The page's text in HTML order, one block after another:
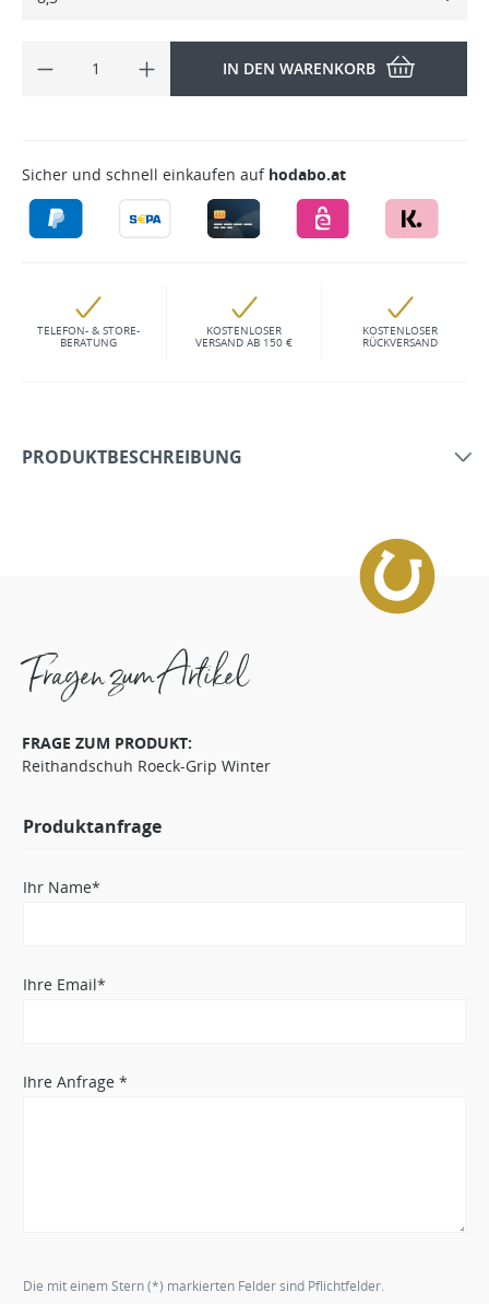
IN DEN WARENKORB
Sicher und schnell einkaufen auf hodabo.at
TELEFON- & STORE-
BERATUNG
KOSTENLOSER
VERSAND AB 150 €
KOSTENLOSER
RÜCKVERSAND
PRODUKTBESCHREIBUNG
Fragen zum Artikel
FRAGE ZUM PRODUKT:
Reithandschuh Roeck-Grip Winter
Produktanfrage
Ihr Name*
Ihre Email*
Ihre Anfrage *
Die mit einem Stern (*) markierten Felder sind Pflichtfelder.